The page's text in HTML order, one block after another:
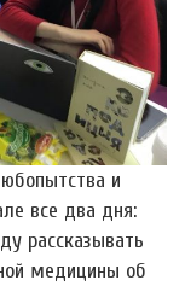
и
все два дня:
рассказывать
медицины об